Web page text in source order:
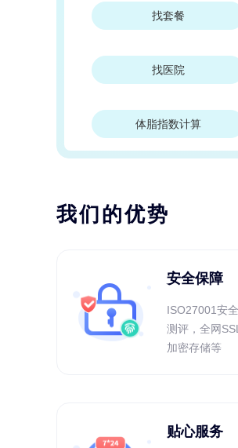
找套餐
找医院
体脂指数计算
我们的优势
安全保障
ISO27001安
测评，全网
加密存储等
贴心服务